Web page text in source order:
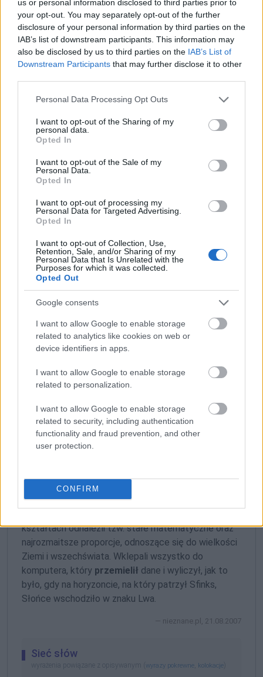
us or personal information disclosed to third parties prior to
your opt-out. You may separately opt-out of the further
disclosure of your personal information by third parties on the
IAB’s list of downstream participants. This information may
also be disclosed by us to third parties on the IAB’s List of
Downstream Participants that may further disclose it to other
Please note that this website/app uses one or more Google
not limited to your visit or usage behaviour. You may click to
grant or deny consent to Google and its third-party tags to
use your data for below specified purposes in below Google
consent section.
Personal Data Processing Opt Outs
I want to opt-out of the Sharing of my
personal data.
Opted In
I want to opt-out of the Sale of my
Personal Data.
Opted In
I want to opt-out of processing my
Personal Data for Targeted Advertising.
Opted In
I want to opt-out of Collection, Use,
Retention, Sale, and/or Sharing of my
Personal Data that Is Unrelated with the
Purposes for which it was collected.
Opted Out
Google consents
I want to allow Google to enable storage
related to analytics like cookies on web or
device identifiers in apps.
I want to allow Google to enable storage
related to personalization.
I want to allow Google to enable storage
related to security, including authentication
functionality and fraud prevention, and other
user protection.
CONFIRM
odpowiednik niedokonany: mielić
Gramatyka
nieprzemieleni; nieprzemielenia; nieprzemielenie;
nieprzemieloną; nieprzemielone; nieprzemielonego;
nieprzemielonej; nieprzemielonemu; nieprzemielony |
ZGŁOŚ POPRAWKĘ
3. przemielić
jeśli komputerprzemieliłjakieś dane, to je
przemleć
autentyczne, starannie wybrane, zobacz też
kształtach odnaleźli tzw. stałe matematyczne oraz
najrozmaitsze proporcje, odnoszące się do wielkości
Ziemi i wszechświata. Wklepali wszystko do
komputera, który przemielił dane i wyliczył, jak to
było, gdy na horyzoncie, na który patrzył Sfinks,
Słońce wschodziło w znaku Lwa.
nieznane.pl, 21.08.2007
Sieć słów
wyrażenia powiązane z opisywanym ( wyrazy pokrewne kolokacje